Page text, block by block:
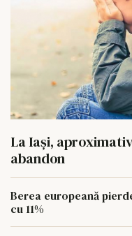
La Iași,
abandon
Berea europeană
cu 11%